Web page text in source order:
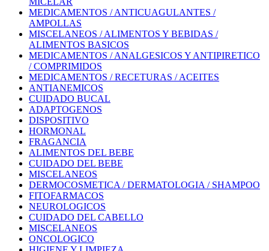
MEDICAMENTOS / ANTICUAGULANTES /
AMPOLLAS
MISCELANEOS / ALIMENTOS Y BEBIDAS /
ALIMENTOS BASICOS
MEDICAMENTOS / ANALGESICOS Y ANTIPIRETICO
/ COMPRIMIDOS
MEDICAMENTOS / RECETURAS / ACEITES
ANTIANEMICOS
CUIDADO BUCAL
ADAPTOGENOS
DISPOSITIVO
HORMONAL
FRAGANCIA
ALIMENTOS DEL BEBE
CUIDADO DEL BEBE
MISCELANEOS
DERMOCOSMETICA / DERMATOLOGIA / SHAMPOO
FITOFARMACOS
NEUROLOGICOS
CUIDADO DEL CABELLO
MISCELANEOS
ONCOLOGICO